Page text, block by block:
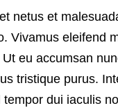
netus et
Vivamus eleifend
eu accumsan
tristique purus.
dui iaculis